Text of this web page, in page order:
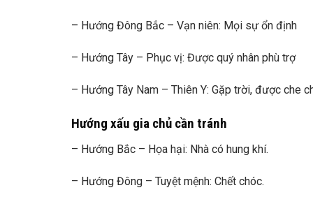
– Hướng Đông Bắc – Vạn niên: Mọi sự ổn định
– Hướng Tây – Phục vị: Được quý nhân phù trợ
– Hướng Tây Nam – Thiên Y: Gặp trời, được che
Hướng xấu gia chủ cần tránh
– Hướng Bắc – Họa hại: Nhà có hung khí.
– Hướng Đông – Tuyệt mệnh: Chết chóc.